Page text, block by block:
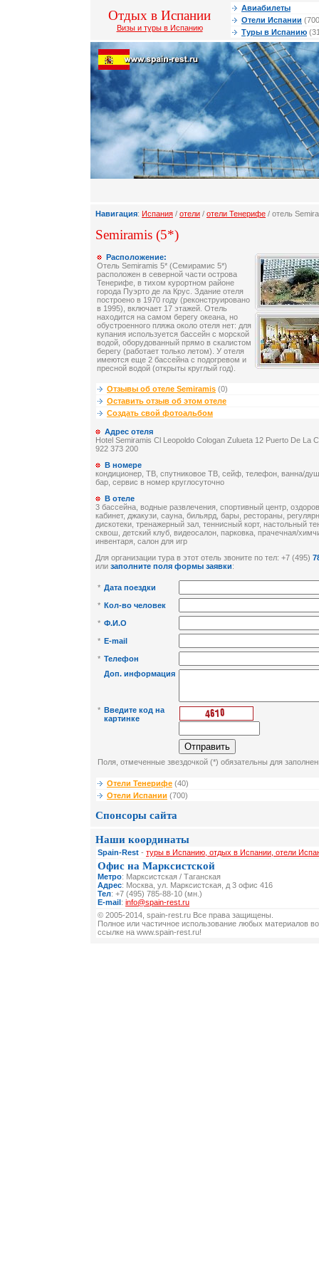
Отдых в Испании
Визы и туры в Испанию
Авиабилеты
Отели Испании
Туры в Испанию
Навигация: Испания / отели / отели Тенерифе / отель
Semiramis (5*)
Расположение:
Отель Semiramis 5* (Семирамис 5*)
расположен в северной части острова
Тенерифе, в тихом курортном районе
города Пуэрто де ла Крус. Здание отеля
построено в 1970 году (реконструировано
в 1995), включает 17 этажей. Отель
находится на самом берегу океана, но
обустроенного пляжа около отеля нет: для
купания используется бассейн с морской
водой, оборудованный прямо в скалистом
берегу (работает только летом). У отеля
имеются еще 2 бассейна с подогревом и
пресной водой (открыты круглый год).
Отзывы об отеле Semiramis (0)
Оставить отзыв об этом отеле
Создать свой фотоальбом
Адрес отеля
Hotel Semiramis Cl Leopoldo Cologan Zulueta 12 Puerto De La
922 373 200
В номере
кондиционер, ТВ, спутниковое ТВ, сейф, телефон, ванна/
бар, сервис в номер круглосуточно
В отеле
3 бассейна, водные развлечения, спортивный центр,
кабинет, джакузи, сауна, бильярд, бары, рестораны,
дискотеки, тренажерный зал, теннисный корт, настольный
сквош, детский клуб, видеосалон, парковка, прачечная/
инвентаря, салон для игр
Для организации тура в этот отель звоните по тел: +7 (495)
или заполните поля формы заявки:
* Дата поездки
* Кол-во человек
* Ф.И.О
* E-mail
* Телефон
Доп. информация
* Введите код на
картинке
Поля, отмеченные звездочкой (*) обязательны для
Отели Тенерифе (40)
Отели Испании (700)
Спонсоры сайта
Наши координаты
Spain-Rest - туры в Испанию, отдых в Испании, отели
Офис на Марксистской
Метро: Марксистская / Таганская
Адрес: Москва, ул. Марксистская, д 3 офис 416
Тел: +7 (495) 785-88-10 (мн.)
E-mail: info@spain-rest.ru
© 2005-2014, spain-rest.ru Все права защищены.
Полное или частичное использование любых материалов
ссылке на www.spain-rest.ru!